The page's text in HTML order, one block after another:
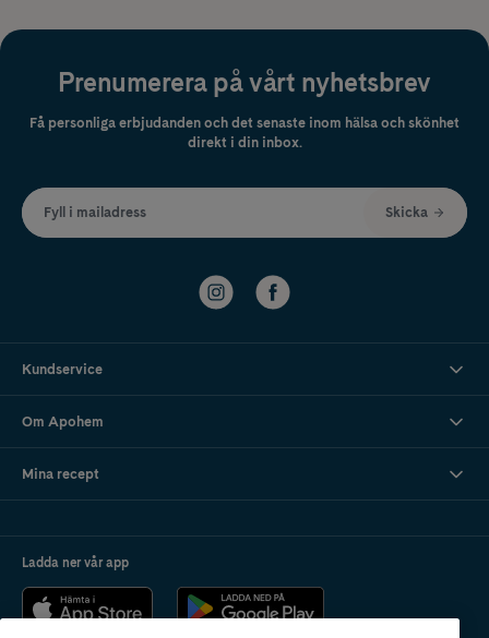
Prenumerera på vårt nyhetsbrev
Få personliga erbjudanden och det senaste inom hälsa och skönhet
direkt i din inbox.
Fyll i mailadress Skicka
Kundservice
Om Apohem
Mina recept
Ladda ner vår app